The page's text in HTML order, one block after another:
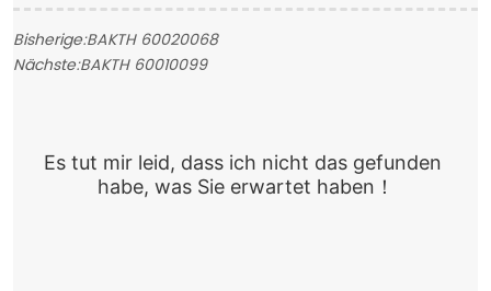
Bisherige:BAKTH 60020068
Nächste:BAKTH 60010099
Es tut mir leid, dass ich nicht das gefunden
habe, was Sie erwartet haben！